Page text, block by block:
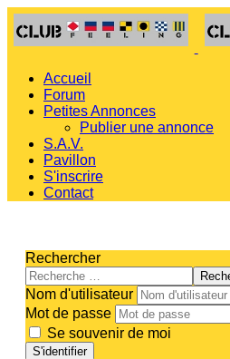
Accueil
Forum
Petites Annonces
Publier une annonce
S.A.V.
Pavillon
S'inscrire
Contact
Rechercher
Nom d'utilisateur
Mot de passe
Se souvenir de moi
S'identifier